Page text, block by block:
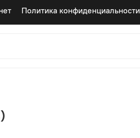
Политика конфиденциальности